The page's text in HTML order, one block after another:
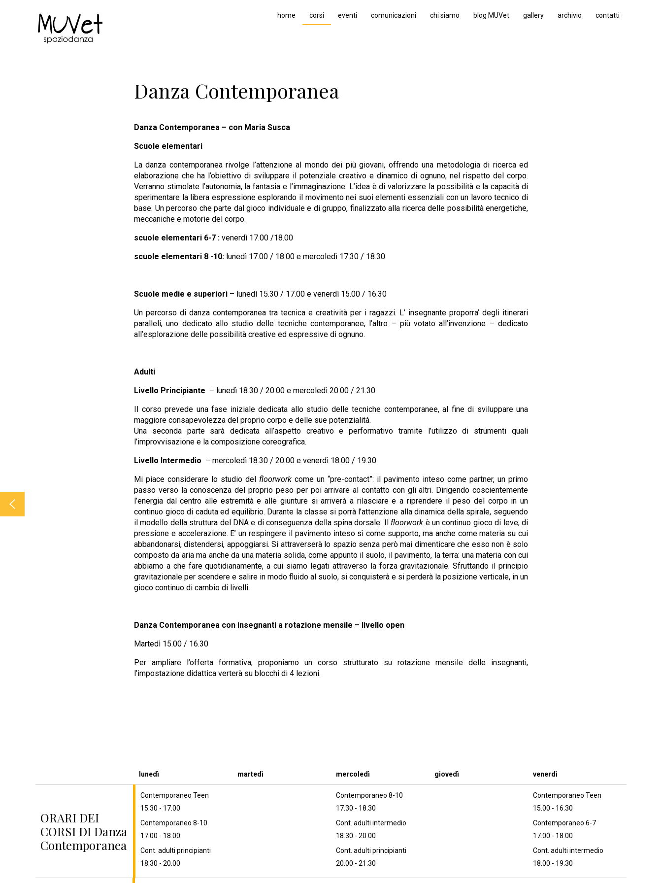
home corsi eventi comunicazioni chi siamo blog MUVet gallery archivio contatti
Danza Contemporanea
Danza Contemporanea – con Maria Susca
Scuole elementari
La danza contemporanea rivolge l’attenzione al mondo dei più giovani, offrendo una metodologia di ricerca ed
elaborazione che ha l’obiettivo di sviluppare il potenziale creativo e dinamico di ognuno, nel rispetto del corpo.
Verranno stimolate l’autonomia, la fantasia e l’immaginazione. L’idea è di valorizzare la possibilità e la capacità di
sperimentare la libera espressione esplorando il movimento nei suoi elementi essenziali con un lavoro tecnico di
base. Un percorso che parte dal gioco individuale e di gruppo, finalizzato alla ricerca delle possibilità energetiche,
meccaniche e motorie del corpo.
scuole elementari 6-7 : venerdì 17.00 /18.00
scuole elementari 8 -10: lunedì 17.00 / 18.00 e mercoledì 17.30 / 18.30
Scuole medie e superiori – lunedì 15.30 / 17.00 e venerdì 15.00 / 16.30
Un percorso di danza contemporanea tra tecnica e creatività per i ragazzi. L’ insegnante proporra’ degli itinerari
paralleli, uno dedicato allo studio delle tecniche contemporanee, l’altro – più votato all’invenzione – dedicato
all’esplorazione delle possibilità creative ed espressive di ognuno.
Adulti
Livello Principiante – lunedì 18.30 / 20.00 e mercoledì 20.00 / 21.30
Il corso prevede una fase iniziale dedicata allo studio delle tecniche contemporanee, al fine di sviluppare una
maggiore consapevolezza del proprio corpo e delle sue potenzialità.
Una seconda parte sarà dedicata all’aspetto creativo e performativo tramite l’utilizzo di strumenti quali
l’improvvisazione e la composizione coreografica.
Livello Intermedio – mercoledì 18.30 / 20.00 e venerdì 18.00 / 19.30
Mi piace considerare lo studio del floorwork come un “pre-contact”: il pavimento inteso come partner, un primo
passo verso la conoscenza del proprio peso per poi arrivare al contatto con gli altri. Dirigendo coscientemente
l’energia dal centro alle estremità e alle giunture si arriverà a rilasciare e a riprendere il peso del corpo in un
continuo gioco di caduta ed equilibrio. Durante la classe si porrà l’attenzione alla dinamica della spirale, seguendo
il modello della struttura del DNA e di conseguenza della spina dorsale. Il floorwork è un continuo gioco di leve, di
pressione e accelerazione. E’ un respingere il pavimento inteso sì come supporto, ma anche come materia su cui
abbandonarsi, distendersi, appoggiarsi. Si attraverserà lo spazio senza però mai dimenticare che esso non è solo
composto da aria ma anche da una materia solida, come appunto il suolo, il pavimento, la terra: una materia con cui
abbiamo a che fare quotidianamente, a cui siamo legati attraverso la forza gravitazionale. Sfruttando il principio
gravitazionale per scendere e salire in modo fluido al suolo, si conquisterà e si perderà la posizione verticale, in un
gioco continuo di cambio di livelli.
Danza Contemporanea con insegnanti a rotazione mensile – livello open
Martedì 15.00 / 16.30
Per ampliare l’offerta formativa, proponiamo un corso strutturato su rotazione mensile delle insegnanti,
l’impostazione didattica verterà su blocchi di 4 lezioni.
lunedì martedì mercoledì giovedì venerdì
ORARI DEI
CORSI DI Danza
Contemporanea
Contemporaneo Teen
15.30 - 17.00
Contemporaneo 8-10
17.00 - 18.00
Cont. adulti principianti
18.30 - 20.00
Contemporaneo 8-10
17.30 - 18.30
Cont. adulti intermedio
18.30 - 20.00
Cont. adulti principianti
20.00 - 21.30
Contemporaneo Teen
15.00 - 16.30
Contemporaneo 6-7
17.00 - 18.00
Cont. adulti intermedio
18.00 - 19.30